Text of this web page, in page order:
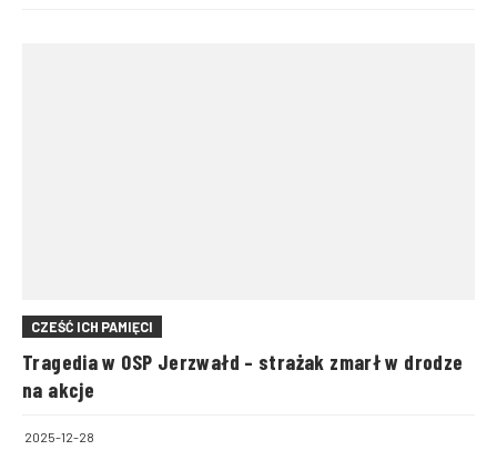
CZEŚĆ ICH PAMIĘCI
Tragedia w OSP Jerzwałd – strażak zmarł w drodze
na akcje
2025-12-28